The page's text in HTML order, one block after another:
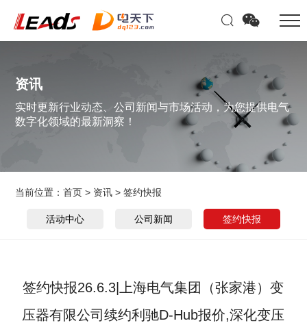
资讯
实时更新行业动态、公司新闻与市场活动，为您提供电气
数字化领域的最新洞察！
当前位置：首页 > 资讯 >签约快报
活动中心 公司新闻 签约快报
签约快报26.6.3|上海电气集团（张家港）变
压器有限公司续约利驰D-Hub报价,深化变压